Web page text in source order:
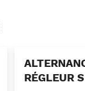
RÉGLEUR